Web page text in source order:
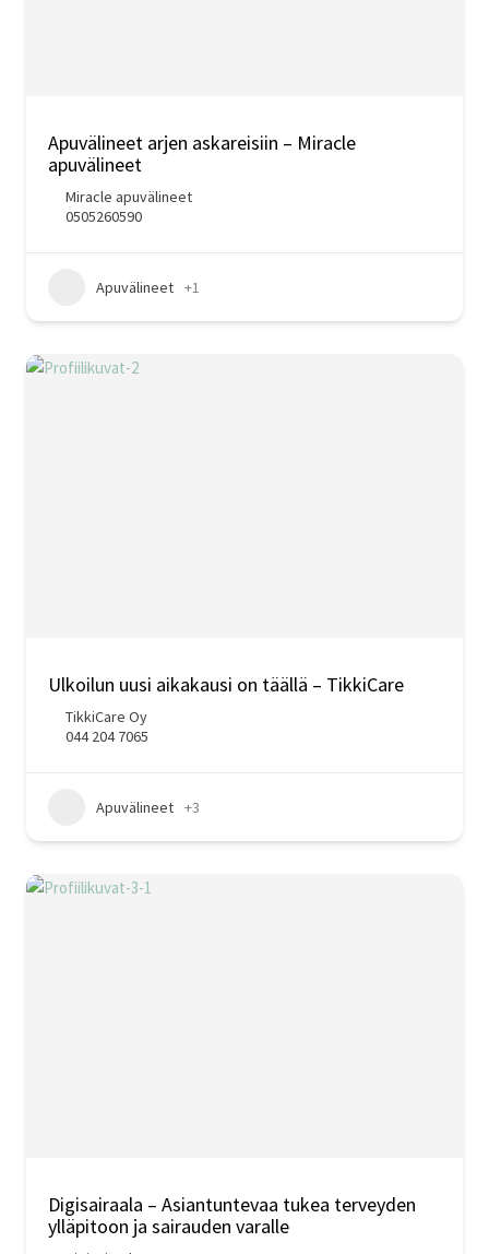
Apuvälineet arjen askareisiin – Miracle
apuvälineet
Miracle apuvälineet
0505260590
Apuvälineet +1
Ulkoilun uusi aikakausi on täällä – TikkiCare
TikkiCare Oy
044 204 7065
Apuvälineet +3
Digisairaala – Asiantuntevaa tukea terveyden
ylläpitoon ja sairauden varalle